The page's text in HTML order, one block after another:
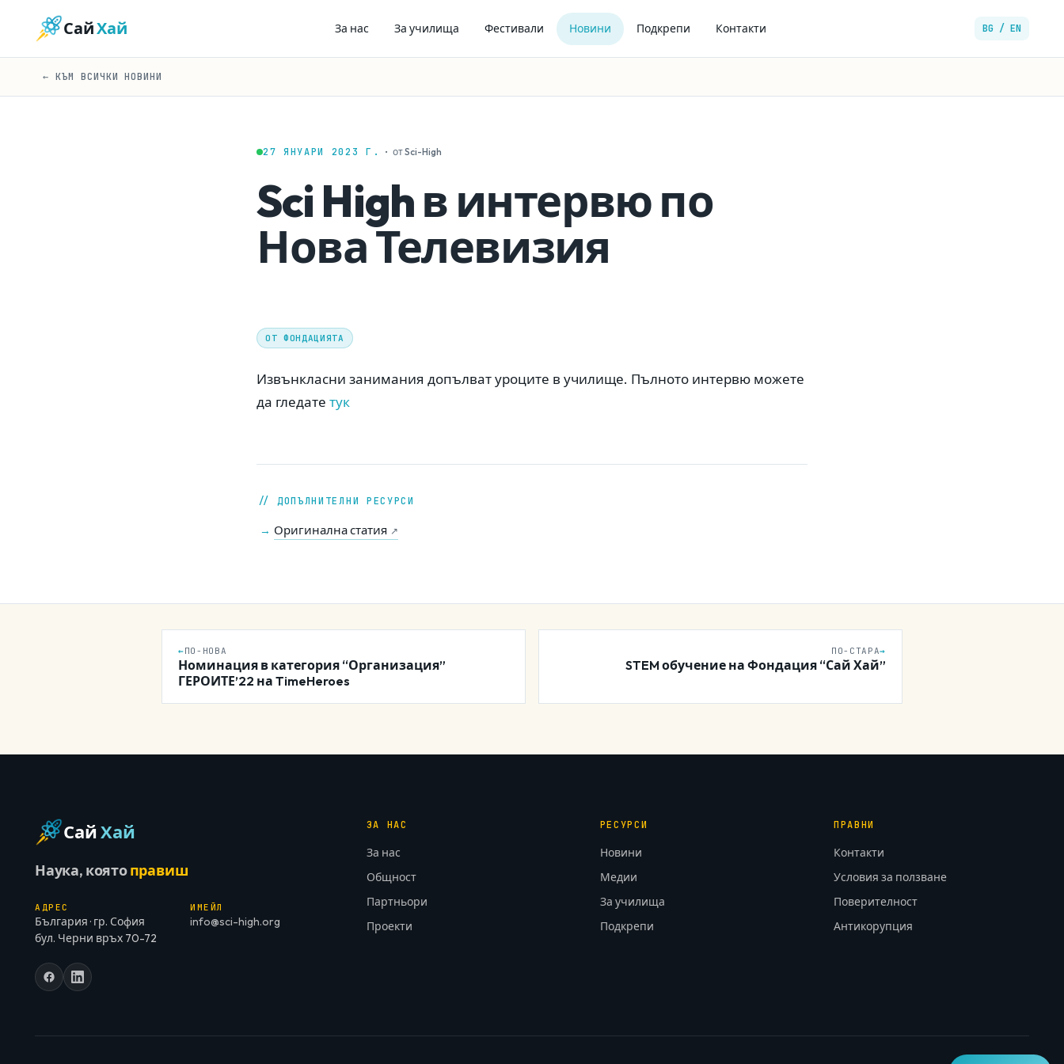
СайХай За нас За училища Фестивали Новини Подкрепи Контакти BG / EN
← КЪМ ВСИЧКИ НОВИНИ
27 ЯНУАРИ 2023 Г. · от Sci-High
Sci High в интервю по
Нова Телевизия
ОТ ФОНДАЦИЯТА
Извънкласни занимания допълват уроците в училище. Пълното интервю можете
да гледате тук
// ДОПЪЛНИТЕЛНИ РЕСУРСИ
→ Оригинална статия ↗
←ПО-НОВА
Номинация в категория “Организация”
ГЕРОИТЕ’22 на TimeHeroes
ПО-СТАРА→
STEM обучение на Фондация “Сай Хай”
СайХай
Наука, коятоправиш
АДРЕС
България · гр. София
бул. Черни връх 70-72
ИМЕЙЛ
info@sci-high.org
ЗА НАС
За нас
Общност
Партньори
Проекти
РЕСУРСИ
Новини
Медии
За училища
Подкрепи
ПРАВНИ
Контакти
Условия за ползване
Поверителност
Антикорупция